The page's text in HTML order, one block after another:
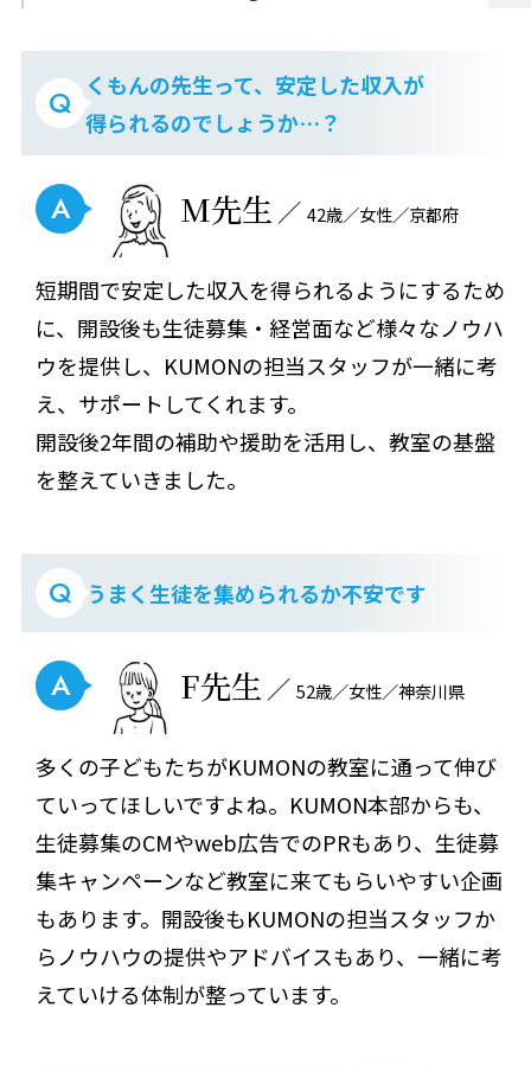
Q くもんの先生って、安定した収入が
得られるのでしょうか…？
A M先生 42歳／女性／京都府
短期間で安定した収入を得られるようにするため
に、開設後も生徒募集・経営面など様々なノウハ
ウを提供し、KUMONの担当スタッフが一緒に考
え、サポートしてくれます。
開設後2年間の補助や援助を活用し、教室の基盤
を整えていきました。
Q うまく生徒を集められるか不安です
A F先生 52歳／女性／神奈川県
多くの子どもたちがKUMONの教室に通って伸び
ていってほしいですよね。KUMON本部からも、
生徒募集のCMやweb広告でのPRもあり、生徒募
集キャンペーンなど教室に来てもらいやすい企画
もあります。開設後もKUMONの担当スタッフか
らノウハウの提供やアドバイスもあり、一緒に考
えていける体制が整っています。